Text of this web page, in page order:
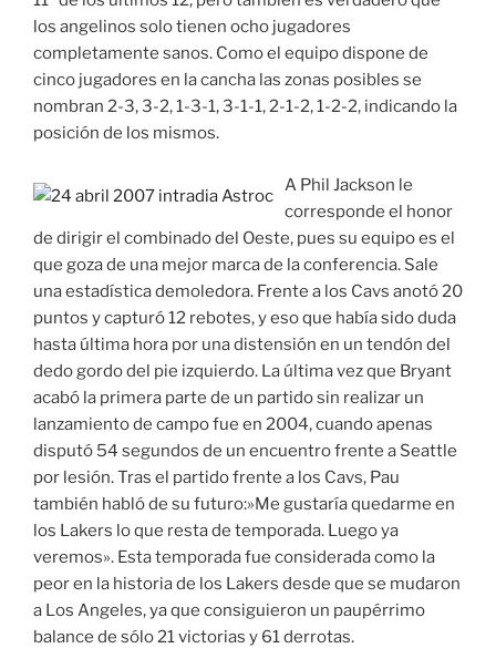
los angelinos solo tienen ocho jugadores
completamente sanos. Como el equipo dispone de
cinco jugadores en la cancha las zonas posibles se
nombran 2-3, 3-2, 1-3-1, 3-1-1, 2-1-2, 1-2-2, indicando la
posición de los mismos.
A Phil Jackson le
corresponde el honor
de dirigir el combinado del Oeste, pues su equipo es el
que goza de una mejor marca de la conferencia. Sale
una estadística demoledora. Frente a los Cavs anotó 20
puntos y capturó 12 rebotes, y eso que había sido duda
hasta última hora por una distensión en un tendón del
dedo gordo del pie izquierdo. La última vez que Bryant
acabó la primera parte de un partido sin realizar un
lanzamiento de campo fue en 2004, cuando apenas
disputó 54 segundos de un encuentro frente a Seattle
por lesión. Tras el partido frente a los Cavs, Pau
también habló de su futuro:»Me gustaría quedarme en
los Lakers lo que resta de temporada. Luego ya
veremos». Esta temporada fue considerada como la
peor en la historia de los Lakers desde que se mudaron
a Los Angeles, ya que consiguieron un paupérrimo
balance de sólo 21 victorias y 61 derrotas.